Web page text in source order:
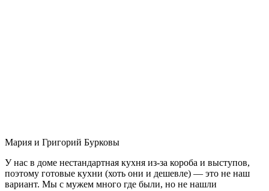
Мария и Григорий Бурковы
У нас в доме нестандартная кухня из-за короба и выступов,
поэтому готовые кухни (хоть они и дешевле) — это не наш
вариант. Мы с мужем много где были, но не нашли